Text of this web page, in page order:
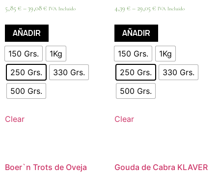
5,85 € –39,08€ IVA Incluido
AÑADIR
150 Grs.
1Kg
250 Grs.
330 Grs.
500 Grs.
Clear
4,39 € – 29,05 € IVA Incluido
AÑADIR
150 Grs.
1Kg
250 Grs.
330 Grs.
500 Grs.
Clear
Boer`n Trots de Oveja Gouda de Cabra KLAVER